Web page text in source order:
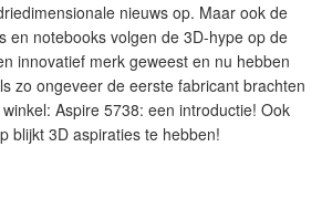
nieuws op. Maar ook de
en notebooks volgen de 3D-hype op de
innovatief merk geweest en nu hebben
zo ongeveer de eerste fabricant brachten
Aspire 5738: een introductie! Ook
blijkt 3D aspiraties te hebben!